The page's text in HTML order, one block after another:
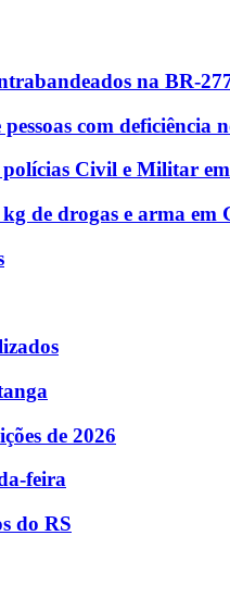
na BR-
com deficiência
polícias Civil e Militar
de drogas e arma em
de 2026
feira
do RS